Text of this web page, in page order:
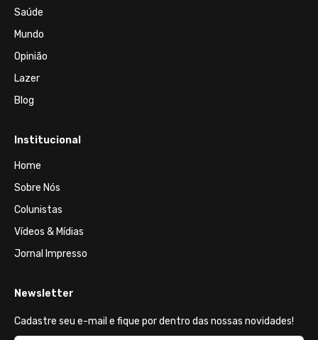
Saúde
Mundo
Opinião
Lazer
Blog
Institucional
Home
Sobre Nós
Colunistas
Vídeos & Mídias
Jornal Impresso
Newsletter
Cadastre seu e-mail e fique por dentro das nossas novidades!